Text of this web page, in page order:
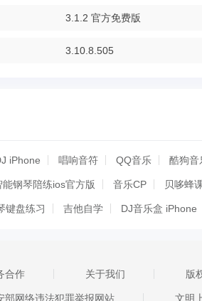
3.1.2 官方免费版
3.10.8.505
iPhone 唱响音符 QQ音乐 酷狗音
能钢琴陪练ios官方版 音乐CP 贝哆蜂
键盘练习 吉他自学 DJ音乐盒 iPhone
他精英 酷狗音乐 酷狗FM For iphone
合作 关于我们 版
部网络违法犯罪举报网站 文明